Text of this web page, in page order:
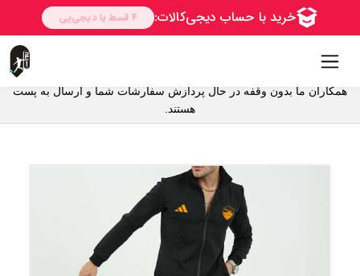
همکاران ما بدون وقفه در حال پردازش سفارشات شما و ارسال به پست
هستند.